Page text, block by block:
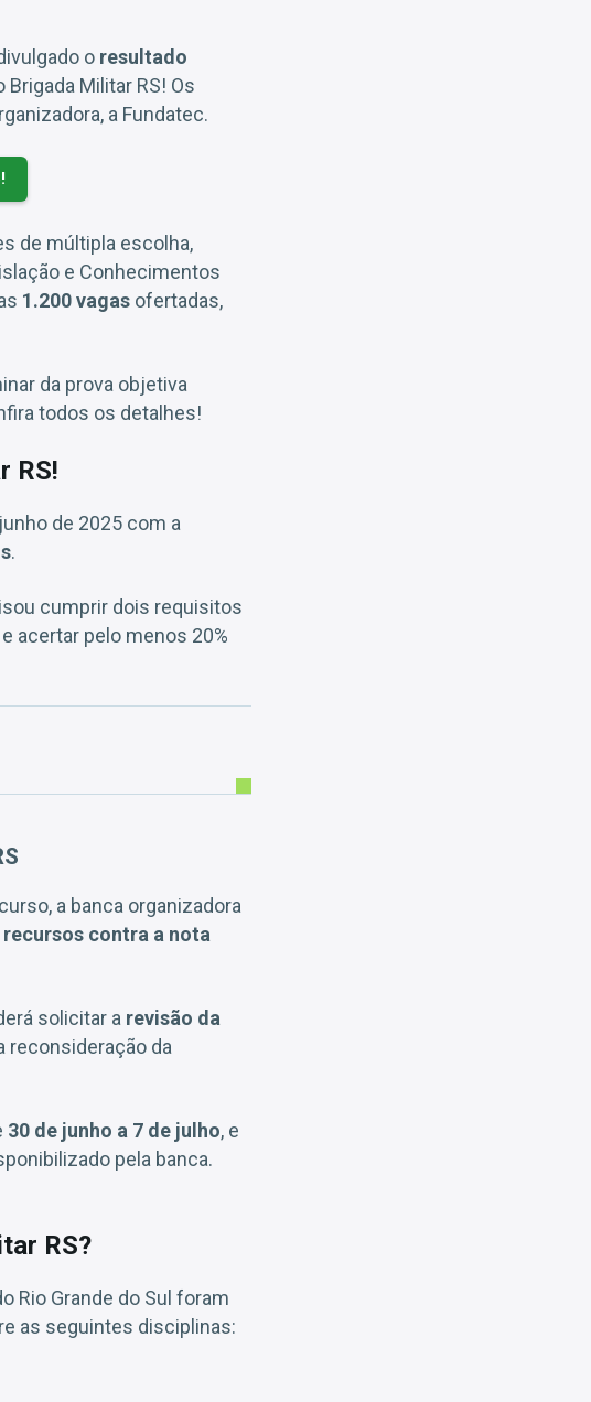
o resultado
Militar RS! Os
a Fundatec.
de múltipla escolha,
e Conhecimentos
1.200 vagas ofertadas,
da prova objetiva
todos os detalhes!
RS!
de 2025 com a
.
cumprir dois requisitos
acertar pelo menos 20%
a banca organizadora
contra a nota
solicitar a revisão da
reconsideração da
30 de junho a 7 de julho, e
pela banca.
RS?
Rio Grande do Sul foram
as seguintes disciplinas: